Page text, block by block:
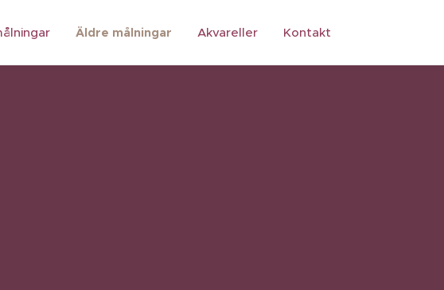
Äldre målningar Akvareller Kontakt